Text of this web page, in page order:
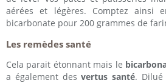
aérées et légères. Comptez ainsi
bicarbonate pour 200 grammes de
Les remèdes santé
Cela parait étonnant mais le
a également desvertus santé. Dilué